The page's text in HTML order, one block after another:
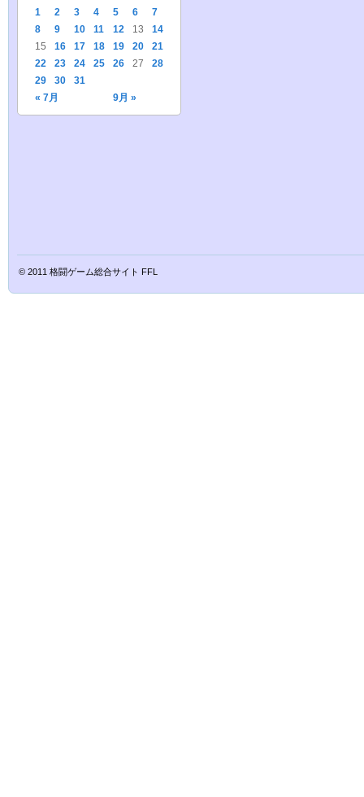
« 7月 9月 »
1 2 3 4 5 6
7
8
9 10 11 12 13
14
15
16 17 18 19 20
21
22
23 24 25 26 27
28
29
30 31
© 2011 格闘ゲーム総合サイト FFL